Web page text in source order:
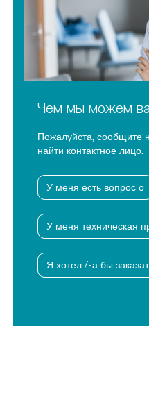
Чем мы можем
Пожалуйста, сообщите
найти контактное лицо.
У меня есть вопрос о
У меня техническая
Я хотел /-а бы